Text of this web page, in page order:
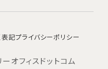
記プライバシーポリシー
オフィスドットコム